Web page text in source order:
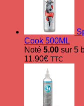
Cook 500ML
Noté 5.00 sur 5
11.90€ TTC